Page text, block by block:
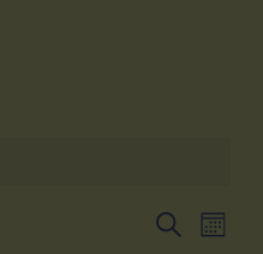
Zoeken
Maand